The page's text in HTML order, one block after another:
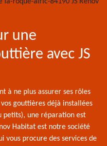
une
avec JS
à ne plus assurer ses rôles
gouttières déjà installées
petits), une réparation est
Habitat est notre société
vous procure des services de